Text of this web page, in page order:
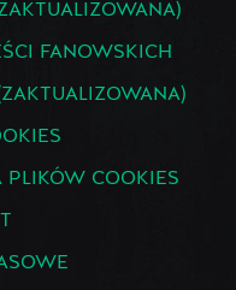
FANOWSKICH
PLIKÓW COOKIES